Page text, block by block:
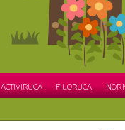
ACTIVIRUCA FILORUCA